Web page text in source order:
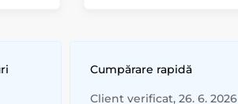
Cumpărare rapidă
Client verificat, 26. 6. 2026